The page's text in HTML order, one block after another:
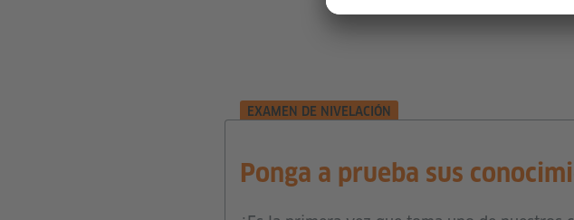
EXAMEN DE NIVELACIÓN
Ponga a prueba sus